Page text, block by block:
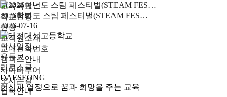
교육목표
학교현황
현황
교직원소개
교내전화번호
캠퍼스안내
사이버투어
오시는길
입학안내
2026학년도 스팀 페스티벌(STEAM FES…
2026-07-16
학사일정
유튜브
리로스쿨
DAESEONG
헌신과 열정으로 꿈과 희망을 주는 교육